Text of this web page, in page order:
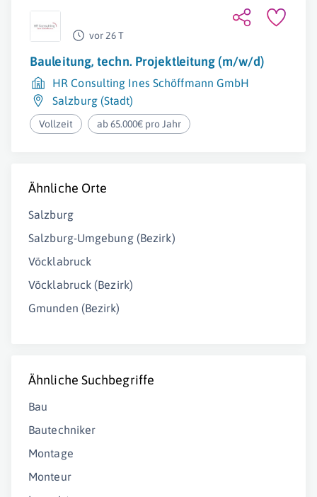
vor 26 T
Bauleitung, techn. Projektleitung (m/w/d)
HR Consulting Ines Schöffmann GmbH
Salzburg (Stadt)
Vollzeit ab 65.000€ pro Jahr
Ähnliche Orte
Salzburg
Salzburg-Umgebung (Bezirk)
Vöcklabruck
Vöcklabruck (Bezirk)
Gmunden (Bezirk)
Ähnliche Suchbegriffe
Bau
Bautechniker
Montage
Monteur